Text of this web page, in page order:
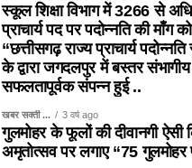
स्कूल शिक्षा विभाग में 3266 से
प्राचार्य पद पर पदोन्नति की माँग
“छत्तीसगढ़ राज्य प्राचार्य पदोन्नति
के द्वारा जगदलपुर में बस्तर
सफलतापूर्वक संपन्न हुई ..
खबर सक्ती ... 3 वर्ष ago
गुलमोहर के फूलों की दीवानगी
अमृतोत्सव पर लगाए “75